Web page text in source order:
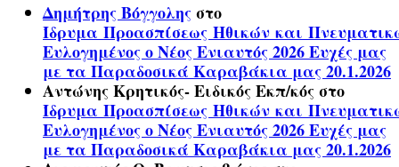
Δημήτρης Βόγγοληςστο
Ίδρυμα Προασπίσεως Ηθικών και
Ευλογημένος ο Νέος Ενιαυτός 2026 Ευχές μας
με τα Παραδοσικά Καραβάκια μας 20.1.2026
Αντώνης Κρητικός- Ειδικός Εκπ/κόςστο
Ίδρυμα Προασπίσεως Ηθικών και
Ευλογημένος ο Νέος Ενιαυτός 2026 Ευχές μας
με τα Παραδοσικά Καραβάκια μας 20.1.2026